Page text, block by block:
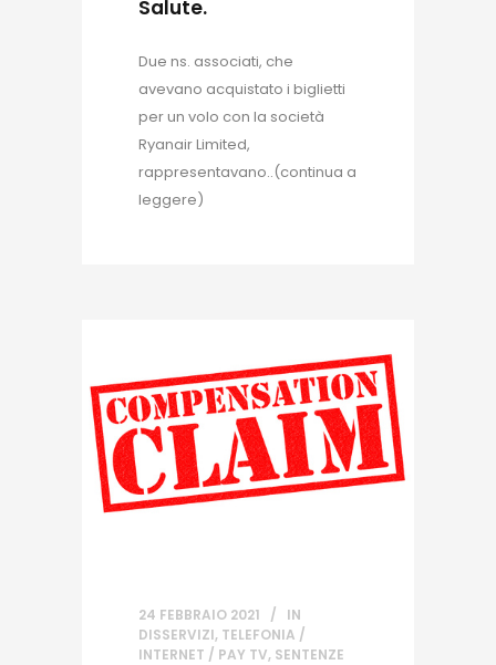
Salute.
Due ns. associati, che
avevano acquistato i biglietti
per un volo con la società
Ryanair Limited,
rappresentavano..(continua a
leggere)
24 FEBBRAIO 2021
IN
DISSERVIZI, TELEFONIA /
INTERNET / PAY TV, SENTENZE